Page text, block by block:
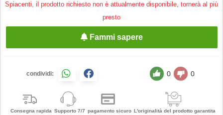
Spiacenti, il prodotto richiesto non è attualmente disponibile, tornerà al più
presto
Fammi sapere
condividi: 0 0
Consegna rapida Supporto 7/7 pagamento sicuro L'originalità del prodotto garantita